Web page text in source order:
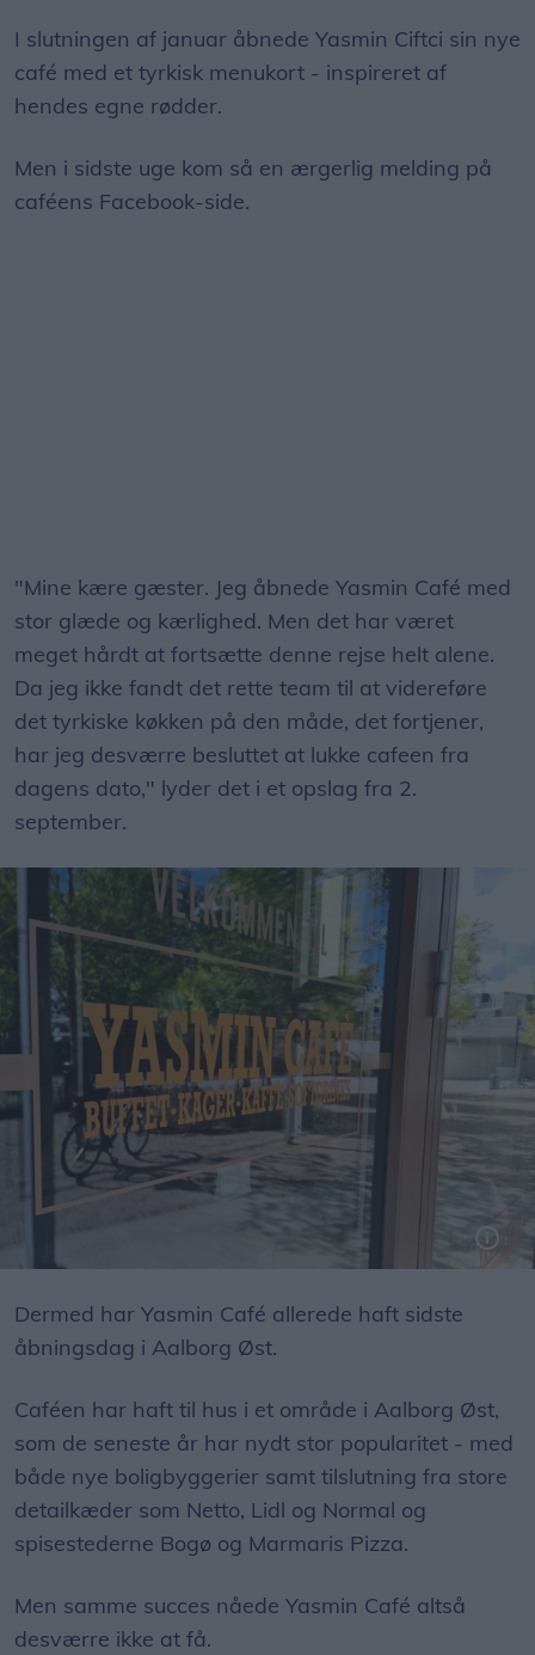
I slutningen af januar åbnede Yasmin Ciftci sin nye
café med et tyrkisk menukort - inspireret af
hendes egne rødder.
Men i sidste uge kom så en ærgerlig melding på
caféens Facebook-side.
"Mine kære gæster. Jeg åbnede Yasmin Café med
stor glæde og kærlighed. Men det har været
meget hårdt at fortsætte denne rejse helt alene.
Da jeg ikke fandt det rette team til at videreføre
det tyrkiske køkken på den måde, det fortjener,
har jeg desværre besluttet at lukke cafeen fra
dagens dato," lyder det i et opslag fra 2.
september.
Dermed har Yasmin Café allerede haft sidste
åbningsdag i Aalborg Øst.
Caféen har haft til hus i et område i Aalborg Øst,
som de seneste år har nydt stor popularitet - med
både nye boligbyggerier samt tilslutning fra store
detailkæder som Netto, Lidl og Normal og
spisestederne Bogø og Marmaris Pizza.
Men samme succes nåede Yasmin Café altså
desværre ikke at få.